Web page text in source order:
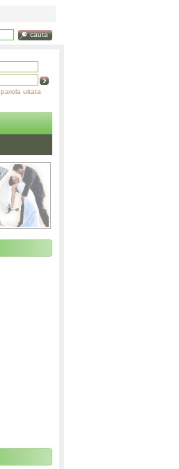
cauta
parola uitata